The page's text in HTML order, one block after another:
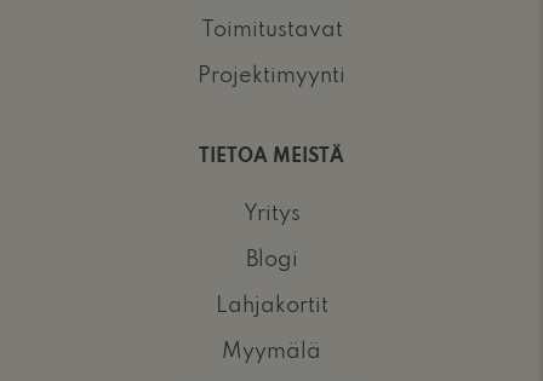
Toimitustavat
Projektimyynti
TIETOA MEISTÄ
Yritys
Blogi
Lahjakortit
Myymälä